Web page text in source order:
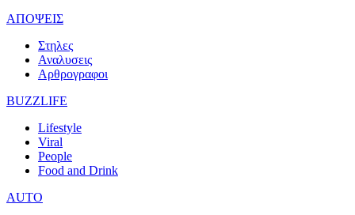
ΑΠΟΨΕΙΣ
Στηλες
Αναλυσεις
Αρθρογραφοι
BUZZLIFE
Lifestyle
Viral
People
Food and Drink
AUTO